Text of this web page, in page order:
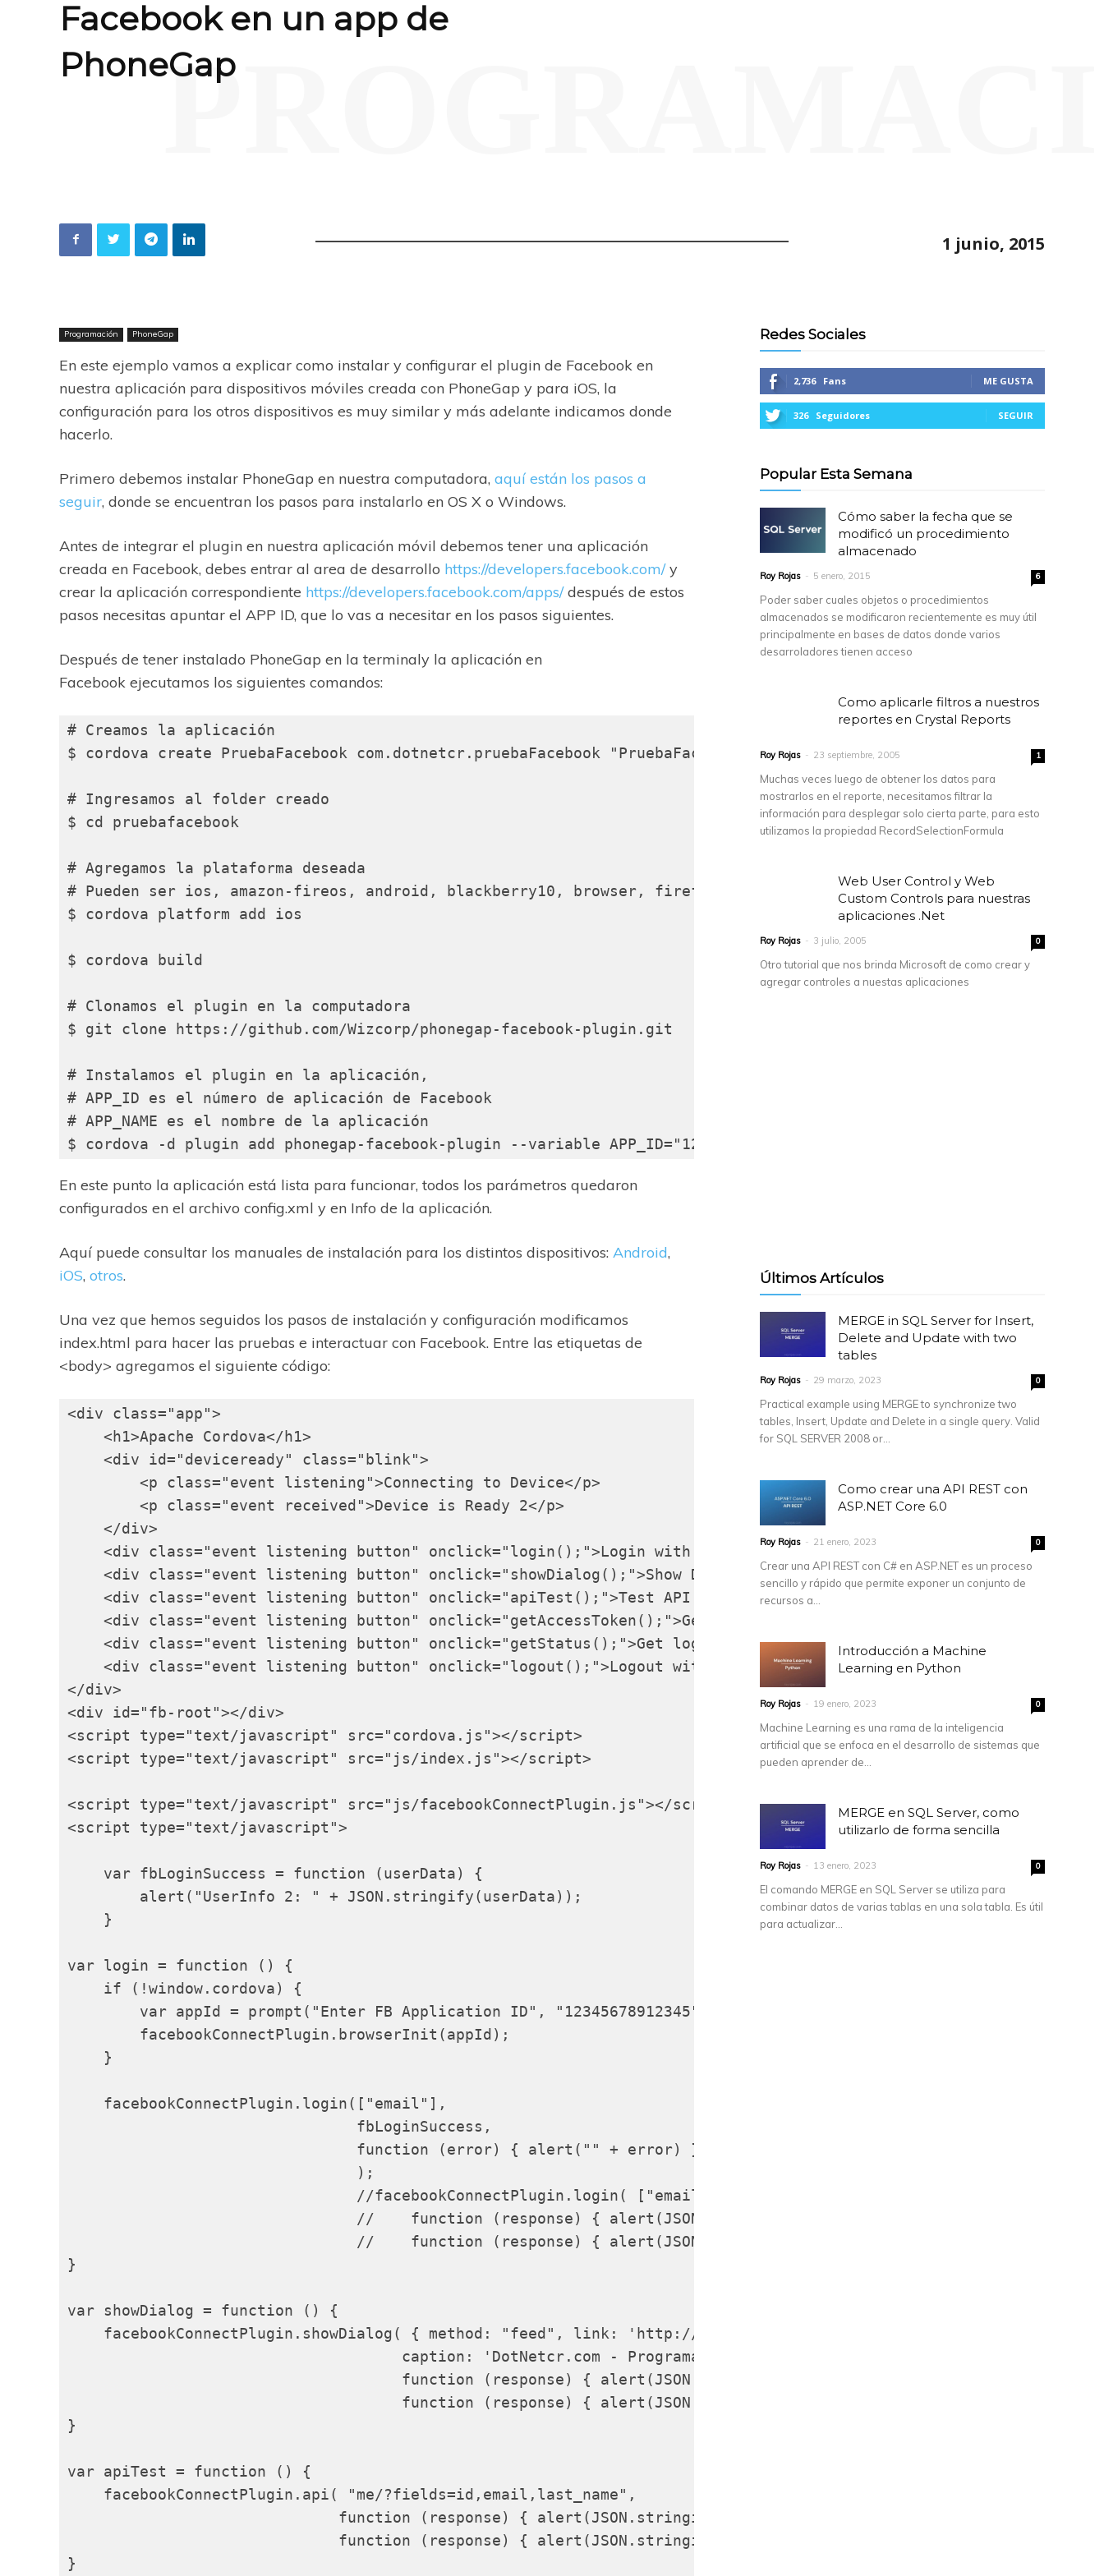
Facebook en un app de
PhoneGap
1 junio, 2015
Programación PhoneGap
En este ejemplo vamos a explicar como instalar y configurar el plugin de Facebook en
nuestra aplicación para dispositivos móviles creada con PhoneGap y para iOS, la
configuración para los otros dispositivos es muy similar y más adelante indicamos donde
hacerlo.
Primero debemos instalar PhoneGap en nuestra computadora, aquí están los pasos a
seguir, donde se encuentran los pasos para instalarlo en OS X o Windows.
Antes de integrar el plugin en nuestra aplicación móvil debemos tener una aplicación
creada en Facebook, debes entrar al area de desarrollo https://developers.facebook.com/y
crear la aplicación correspondiente https://developers.facebook.com/apps/después de estos
pasos necesitas apuntar el APP ID, que lo vas a necesitar en los pasos siguientes.
Después de tener instalado PhoneGap en la terminaly la aplicación en
Facebook ejecutamos los siguientes comandos:
# Creamos la aplicación
$ cordova create PruebaFacebook com.dotnetcr.pruebaFacebook "PruebaFacebook"
# Ingresamos al folder creado
$ cd pruebafacebook
# Agregamos la plataforma deseada
# Pueden ser ios, amazon-fireos, android, blackberry10, browser, firefoxos
$ cordova platform add ios
$ cordova build
# Clonamos el plugin en la computadora
$ git clone https://github.com/Wizcorp/phonegap-facebook-plugin.git
# Instalamos el plugin en la aplicación,
# APP_ID es el número de aplicación de Facebook
# APP_NAME es el nombre de la aplicación
En este punto la aplicación está lista para funcionar, todos los parámetros quedaron
configurados en el archivo config.xml y en Info de la aplicación.
Aquí puede consultar los manuales de instalación para los distintos dispositivos: Android,
iOS, otros.
Una vez que hemos seguidos los pasos de instalación y configuración modificamos
index.html para hacer las pruebas e interactuar con Facebook. Entre las etiquetas de
<body> agregamos el siguiente código:
<div class="app">
    <h1>Apache Cordova</h1>
    <div id="deviceready" class="blink">
        <p class="event listening">Connecting to Device</p>
        <p class="event received">Device is Ready 2</p>
    </div>
    <div class="event listening button" onclick="login();">Login with Facebook</div>
    <div class="event listening button" onclick="showDialog();">Show Dialog with Facebook</div>
    <div class="event listening button" onclick="apiTest();">Test API with Facebook</div>
    <div class="event listening button" onclick="getAccessToken();">Get access token with Facebook</div>
    <div class="event listening button" onclick="getStatus();">Get login status with Facebook</div>
    <div class="event listening button" onclick="logout();">Logout with Facebook</div>
</div>
<div id="fb-root"></div>
<script type="text/javascript" src="cordova.js"></script>
<script type="text/javascript" src="js/index.js"></script>
<script type="text/javascript" src="js/facebookConnectPlugin.js"></script>
<script type="text/javascript">
    var fbLoginSuccess = function (userData) {
        alert("UserInfo 2: " + JSON.stringify(userData));
    }
var login = function () {
    if (!window.cordova) {
        var appId = prompt("Enter FB Application ID", "12345678912345");
        facebookConnectPlugin.browserInit(appId);
    }
    facebookConnectPlugin.login(["email"],
                                fbLoginSuccess,
                                function (error) { alert("" + error) }
                                );
                                //facebookConnectPlugin.login( ["email"],
                                //    function (response) { alert(JSON.stringify(response)) },
                                //    function (response) { alert(JSON.stringify(response)) });
}
var showDialog = function () {
    facebookConnectPlugin.showDialog( { method: "feed", link: 'http://www.dotnetcr.com',
                                     caption: 'DotNetcr.com - Programación en español'},
                                     function (response) { alert(JSON.stringify(response)) },
                                     function (response) { alert(JSON.stringify(response)) });
}
var apiTest = function () {
    facebookConnectPlugin.api( "me/?fields=id,email,last_name",
                              function (response) { alert(JSON.stringify(response)) },
                              function (response) { alert(JSON.stringify(response)) });
}
Redes Sociales
2,736 Fans ME GUSTA
326 Seguidores SEGUIR
Popular Esta Semana
Cómo saber la fecha que se
modificó un procedimiento
almacenado
Roy Rojas - 5 enero, 2015 6
Poder saber cuales objetos o procedimientos
almacenados se modificaron recientemente es muy útil
principalmente en bases de datos donde varios
desarroladores tienen acceso
Como aplicarle filtros a nuestros
reportes en Crystal Reports
Roy Rojas - 23 septiembre, 2005 1
Muchas veces luego de obtener los datos para
mostrarlos en el reporte, necesitamos filtrar la
información para desplegar solo cierta parte, para esto
utilizamos la propiedad RecordSelectionFormula
Web User Control y Web
Custom Controls para nuestras
aplicaciones .Net
Roy Rojas - 3 julio, 2005 0
Otro tutorial que nos brinda Microsoft de como crear y
agregar controles a nuestas aplicaciones
Últimos Artículos
MERGE in SQL Server for Insert,
Delete and Update with two
tables
Roy Rojas - 29 marzo, 2023 0
Practical example using MERGE to synchronize two
tables, Insert, Update and Delete in a single query. Valid
for SQL SERVER 2008 or...
Como crear una API REST con
ASP.NET Core 6.0
Roy Rojas - 21 enero, 2023 0
Crear una API REST con C# en ASP.NET es un proceso
sencillo y rápido que permite exponer un conjunto de
recursos a...
Introducción a Machine
Learning en Python
Roy Rojas - 19 enero, 2023 0
Machine Learning es una rama de la inteligencia
artificial que se enfoca en el desarrollo de sistemas que
pueden aprender de...
MERGE en SQL Server, como
utilizarlo de forma sencilla
Roy Rojas - 13 enero, 2023 0
El comando MERGE en SQL Server se utiliza para
combinar datos de varias tablas en una sola tabla. Es útil
para actualizar...